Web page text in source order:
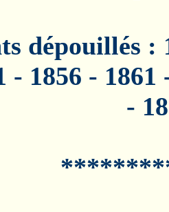
dépouillés :
- 1856 -
-